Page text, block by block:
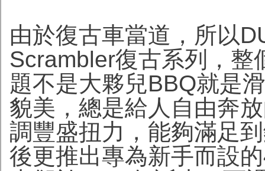
由於復古車當道，所以
Scrambler復古系列，整
題不是大夥兒BBQ就是
貌美，總是給人自由奔
調豐盛扭力，能夠滿足
後更推出專為新手而設